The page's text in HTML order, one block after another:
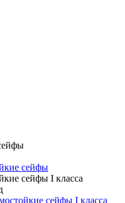
сейфы
сейфы I класса
сейфы I класса